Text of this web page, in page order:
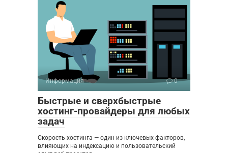
Информация 0
Быстрые и сверхбыстрые
хостинг-провайдеры для любых
задач
Скорость хостинга — один из ключевых факторов,
влияющих на индексацию и пользовательский